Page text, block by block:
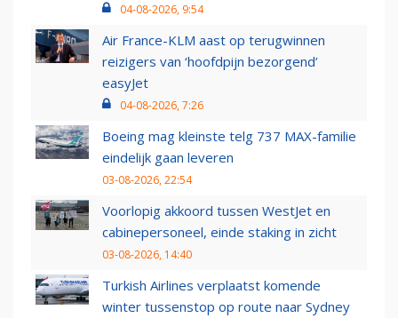
04-08-2026, 9:54
Air France-KLM aast op terugwinnen
reizigers van ‘hoofdpijn bezorgend’
easyJet
04-08-2026, 7:26
Boeing mag kleinste telg 737 MAX-familie
eindelijk gaan leveren
03-08-2026, 22:54
Voorlopig akkoord tussen WestJet en
cabinepersoneel, einde staking in zicht
03-08-2026, 14:40
Turkish Airlines verplaatst komende
winter tussenstop op route naar Sydney